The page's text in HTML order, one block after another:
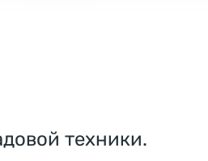
техники.